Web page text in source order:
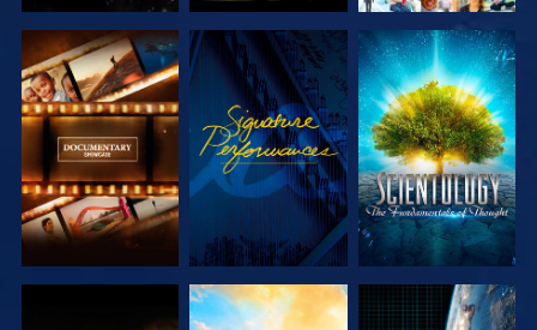
DÉCOUVRIR
LES SÉRIES
REGARDER
DÉCOUVRIR
LES SÉRIES